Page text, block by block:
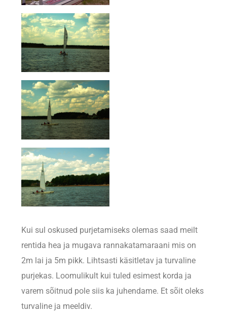
Kui sul oskused purjetamiseks olemas saad meilt
rentida hea ja mugava rannakatamaraani mis on
2m lai ja 5m pikk. Lihtsasti käsitletav ja turvaline
purjekas. Loomulikult kui tuled esimest korda ja
varem sõitnud pole siis ka juhendame. Et sõit oleks
turvaline ja meeldiv.